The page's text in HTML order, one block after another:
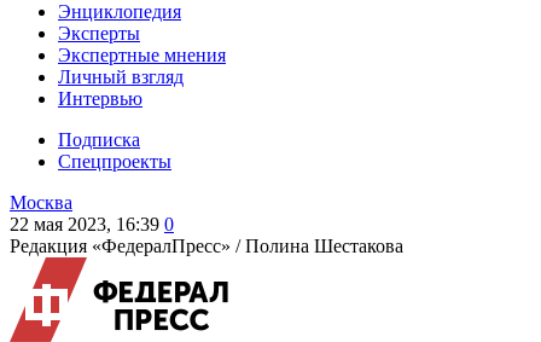
Энциклопедия
Эксперты
Экспертные мнения
Личный взгляд
Интервью
Подписка
Спецпроекты
Москва
22 мая 2023, 16:39 0
Редакция «ФедералПресс» /Полина Шестакова